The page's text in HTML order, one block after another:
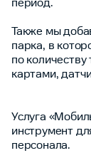
период.
Также мы
парка, в
по
картами,
Услуга
инструмент
персонала.